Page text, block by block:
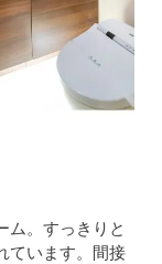
ム。すっきりと
ています。間接